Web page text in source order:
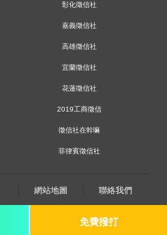
免費撥打
彰化徵信社
嘉義徵信社
高雄徵信社
宜蘭徵信社
花蓮徵信社
2019工商徵信
徵信社在幹嘛
菲律賓徵信社
網站地圖 聯絡我們
revote990109@gmail.com